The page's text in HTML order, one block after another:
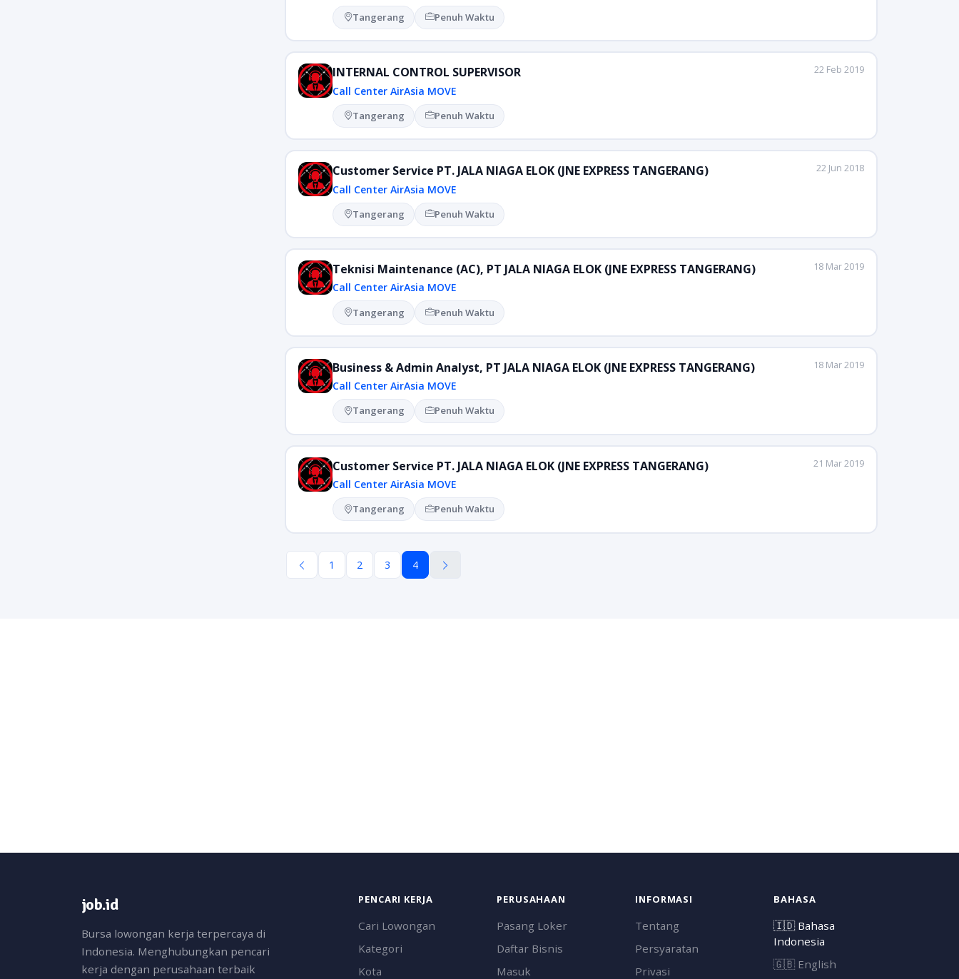
Tangerang Penuh Waktu
INTERNAL CONTROL SUPERVISOR
Call Center AirAsia MOVE
Tangerang Penuh Waktu
22 Feb 2019
Customer Service PT. JALA NIAGA ELOK (JNE EXPRESS TANGERANG)
Call Center AirAsia MOVE
Tangerang Penuh Waktu
22 Jun 2018
Teknisi Maintenance (AC), PT JALA NIAGA ELOK (JNE EXPRESS TANGERANG)
Call Center AirAsia MOVE
Tangerang Penuh Waktu
18 Mar 2019
Business & Admin Analyst, PT JALA NIAGA ELOK (JNE EXPRESS TANGERANG)
Call Center AirAsia MOVE
Tangerang Penuh Waktu
18 Mar 2019
Customer Service PT. JALA NIAGA ELOK (JNE EXPRESS TANGERANG)
Call Center AirAsia MOVE
Tangerang Penuh Waktu
21 Mar 2019
1 2 3 4
job.id
Bursa lowongan kerja terpercaya di
Indonesia. Menghubungkan pencari
kerja dengan perusahaan terbaik
PENCARI KERJA
Cari Lowongan
Kategori
Kota
PERUSAHAAN
Pasang Loker
Daftar Bisnis
Masuk
INFORMASI
Tentang
Persyaratan
Privasi
BAHASA
🇮🇩Bahasa
Indonesia
🇬🇧 English